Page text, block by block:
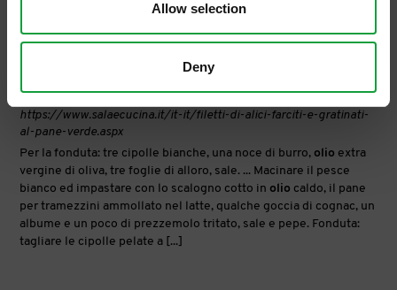
Allow selection
Deny
Filetti di alici farciti e gratinati al pane verde
https://www.salaecucina.it/it-it/filetti-di-alici-farciti-e-gratinati-
al-pane-verde.aspx
Per la fonduta: tre cipolle bianche, una noce di burro, olio extra
vergine di oliva, tre foglie di alloro, sale. ... Macinare il pesce
bianco ed impastare con lo scalogno cotto in olio caldo, il pane
per tramezzini ammollato nel latte, qualche goccia di cognac, un
albume e un poco di prezzemolo tritato, sale e pepe. Fonduta:
tagliare le cipolle pelate a [...]